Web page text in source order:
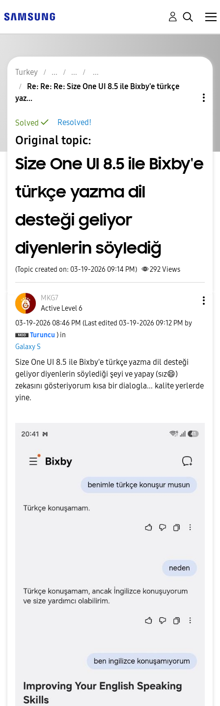
Turkey
Re: Re: Re: Size One UI 8.5 ile Bixby'e türkçe
yaz...
Resolved!
Solved
Original topic:
Size One UI 8.5 ile Bixby'e
türkçe yazma dil
desteği geliyor
diyenlerin söylediğ
(Topic created on: 03-19-2026 09:14 PM) 292Views
MKG7
Active Level 6
‎03-19-2026 08:46 PM (Last edited ‎03-19-2026 09:12 PM by
Turuncu ) in
Galaxy S
Size One UI 8.5 ile Bixby'e türkçe yazma dil desteği
geliyor diyenlerin söylediği şeyi ve yapay (sız😄)
zekasını gösteriyorum kısa bir dialogla... kalite yerlerde
yine.